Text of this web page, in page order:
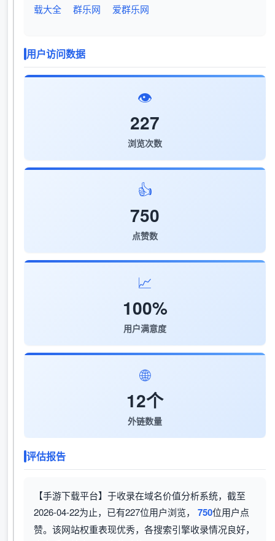
载大全
群乐网 爱群乐网
用户访问数据
👁️
227
浏览次数
👍
750
点赞数
📈
100%
用户满意度
🌐
12个
外链数量
评估报告
【手游下载平台】于收录在域名价值分析系统，截至
2026-04-22为止，已有227位用户浏览， 750位用户点
赞。该网站权重表现优秀，各搜索引擎收录情况良好，